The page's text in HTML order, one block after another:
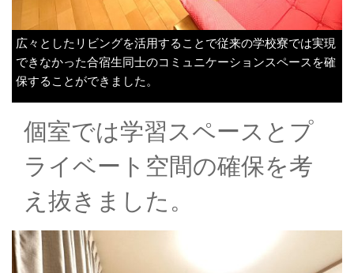
♪
広々としたリビングを活用することで従来の学校寮では実現
できなかった合宿生同士のコミュニケーションスペースを確
保することができました。
個室では学習スペースとプ
ライベート空間の確保を考
え抜きました。